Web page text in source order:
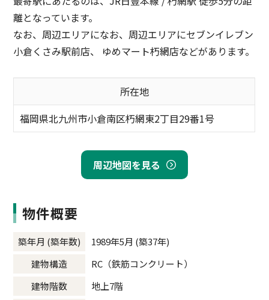
離となっています。
なお、周辺エリアになお、周辺エリアにセブンイレブン
小倉くさみ駅前店、 ゆめマート朽網店などがあります。
所在地
福岡県北九州市小倉南区朽網東2丁目29番1号
周辺地図を見る
物件概要
築年月 (築年数)
1989年5月 (築37年)
建物構造
RC（鉄筋コンクリート）
建物階数
地上7階